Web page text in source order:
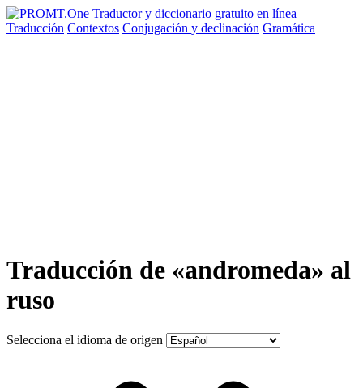
Traducción Contextos Conjugación y declinación Gramática
Traducción de «andromeda» al
ruso
Selecciona el idioma de origen